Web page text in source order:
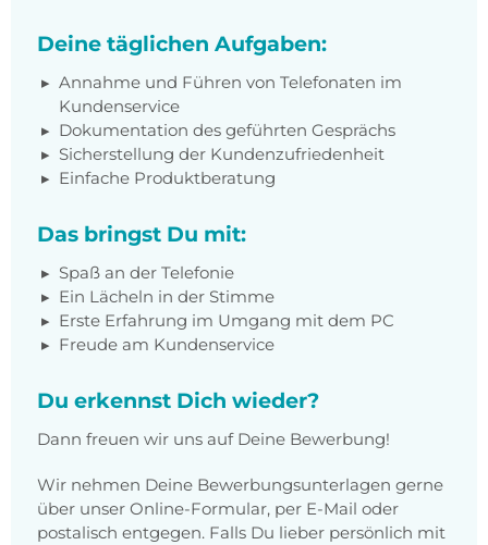
Deine täglichen Aufgaben:
Annahme und Führen von Telefonaten im
Kundenservice
Dokumentation des geführten Gesprächs
Sicherstellung der Kundenzufriedenheit
Einfache Produktberatung
Das bringst Du mit:
Spaß an der Telefonie
Ein Lächeln in der Stimme
Erste Erfahrung im Umgang mit dem PC
Freude am Kundenservice
Du erkennst Dich wieder?
Dann freuen wir uns auf Deine Bewerbung!
Wir nehmen Deine Bewerbungsunterlagen gerne
über unser Online-Formular, per E-Mail oder
postalisch entgegen. Falls Du lieber persönlich mit